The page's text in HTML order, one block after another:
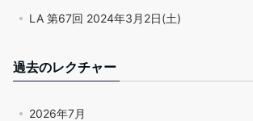
LA 第67回 2024年3月2日(土)
過去のレクチャー
2026年7月